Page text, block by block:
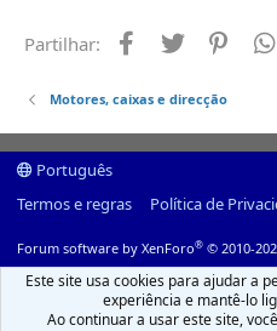
Partilhar: Facebook
Twitter
Motores, caixas e direcção
Português
Termos e regras
Política de
Forum software by XenForo® © 2010-
Este site usa cookies para ajudar a
experiência e mantê-lo
Ao continuar a usar este site,